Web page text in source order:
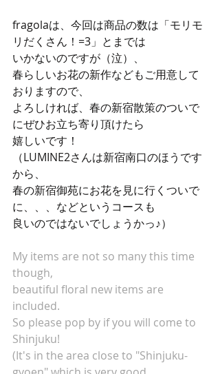
fragolaは、今回は商品の数は「モリモ
リだくさん！=3」とまでは
いかないのですが（泣）、
春らしいお花の新作などもご用意して
おりますので、
よろしければ、春の新宿散策のついで
にぜひお立ち寄り頂けたら
嬉しいです！
（LUMINE2さんは新宿南口のほうです
から、
春の新宿御苑にお花を見に行くついで
に、、、などというコースも
良いのではないでしょうかっ♪）
My items are not so many this time
though,
beautiful floral new items are
included.
So please pop by if you will come to
Shinjuku!
(It's in the area close to "Shinjuku-